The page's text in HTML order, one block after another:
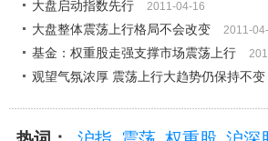
大盘启动指数先行 2011-04-16
大盘整体震荡上行格局不会改变 2011-
基金：权重股走强支撑市场震荡上行
观望气氛浓厚 震荡上行大趋势仍保持不变